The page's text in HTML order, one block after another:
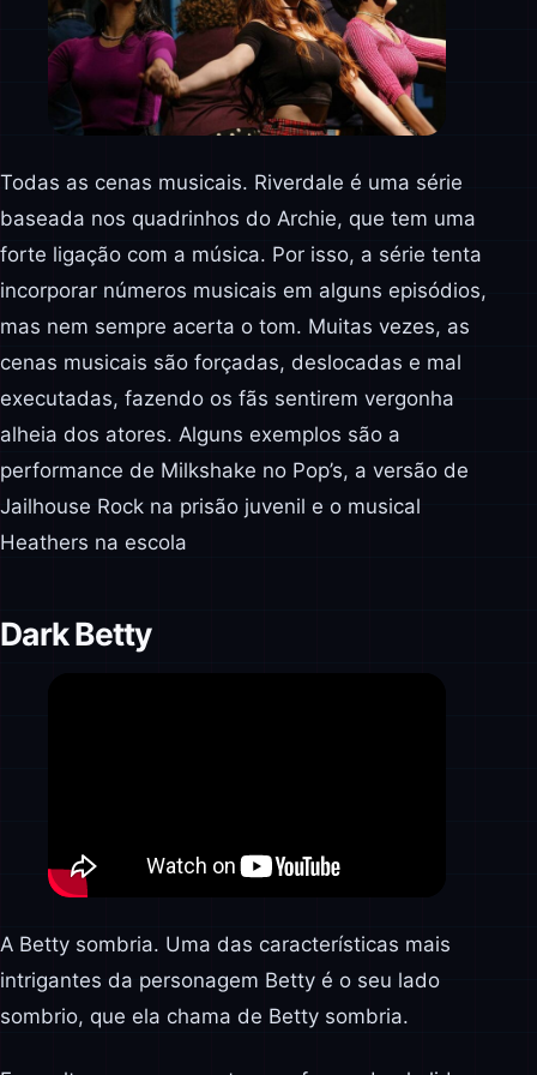
Todas as cenas musicais. Riverdale é uma série
baseada nos quadrinhos do Archie, que tem uma
forte ligação com a música. Por isso, a série tenta
incorporar números musicais em alguns episódios,
mas nem sempre acerta o tom. Muitas vezes, as
cenas musicais são forçadas, deslocadas e mal
executadas, fazendo os fãs sentirem vergonha
alheia dos atores. Alguns exemplos são a
performance de Milkshake no Pop’s, a versão de
Jailhouse Rock na prisão juvenil e o musical
Heathers na escola
Dark Betty
A Betty sombria. Uma das características mais
intrigantes da personagem Betty é o seu lado
sombrio, que ela chama de Betty sombria.